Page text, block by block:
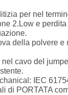
per nel
2.Low e
della polvere e
cavo del
IEC
di PORTATA